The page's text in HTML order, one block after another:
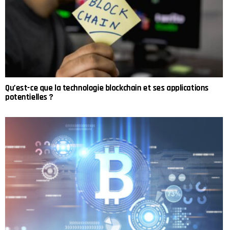
Qu’est-ce que la technologie blockchain et ses applications
potentielles ?